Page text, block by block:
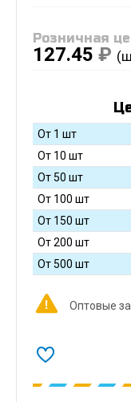
Розничная
127.45 ₽
От 1 шт
От 10 шт
От 50 шт
От 100 шт
От 150 шт
От 200 шт
От 500 шт
Оптовые